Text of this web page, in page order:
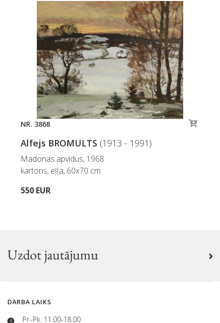
NR. 3868
Alfejs BROMULTS (1913 - 1991)
Madonas apvidus, 1968
kartons, eļļa, 60x70 cm
550 EUR
Uzdot jautājumu
DARBA LAIKS
Pr.-Pk. 11.00-18.00